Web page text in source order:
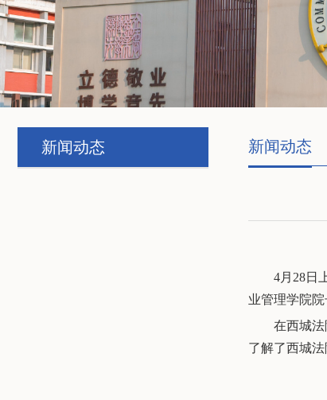
新闻动态 新闻动态
4月28日
业管理学院
在西城
了解了西城